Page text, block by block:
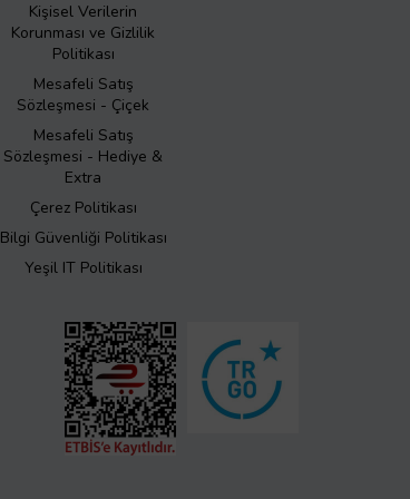
Kişisel Verilerin
Korunması ve Gizlilik
Politikası
Mesafeli Satış
Sözleşmesi - Çiçek
Mesafeli Satış
Sözleşmesi - Hediye &
Extra
Çerez Politikası
Bilgi Güvenliği Politikası
Yeşil IT Politikası